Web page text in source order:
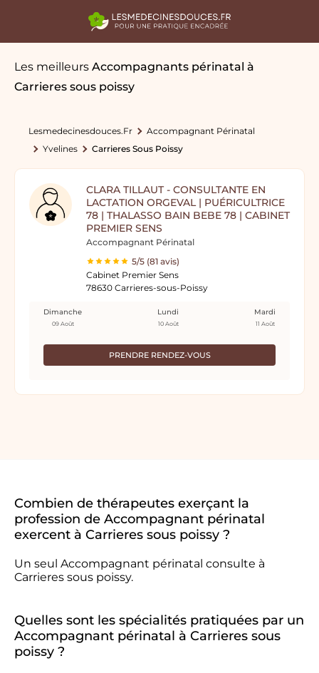
Les meilleurs Accompagnants périnatal à
Carrieres sous poissy
Lesmedecinesdouces.fr
Accompagnant Périnatal
Yvelines
Carrieres Sous Poissy
CLARA TILLAUT - CONSULTANTE EN
LACTATION ORGEVAL | PUÉRICULTRICE
78 | THALASSO BAIN BEBE 78 | CABINET
PREMIER SENS
Accompagnant Périnatal
5/5 (81 avis)
Cabinet Premier Sens
78630 Carrieres-sous-Poissy
PRENDRE RENDEZ-VOUS
Dimanche
09 Août
Lundi
10 Août
Mardi
11 Août
Combien de thérapeutes exerçant la
profession de Accompagnant périnatal
exercent à Carrieres sous poissy ?
Un seul Accompagnant périnatal consulte à
Carrieres sous poissy.
Quelles sont les spécialités pratiquées par un
Accompagnant périnatal à Carrieres sous
poissy ?